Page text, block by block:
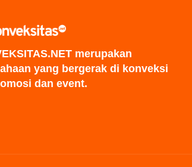
merupakan
yang bergerak di konveksi
dan event.